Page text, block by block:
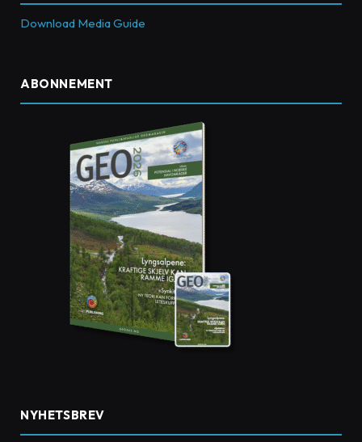
Download Media Guide
ABONNEMENT
NYHETSBREV